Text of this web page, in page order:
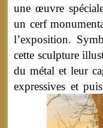
une œuvre
un cerf
l’exposition.
cette sculpture
du métal et leur
expressives et